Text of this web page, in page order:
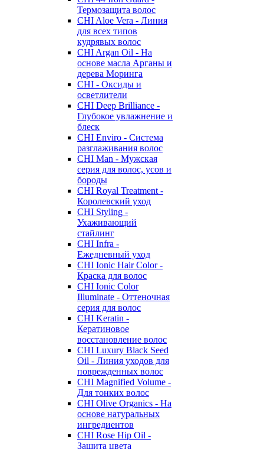
Термозащита волос
CHI Aloe Vera - Линия
для всех типов
кудрявых волос
CHI Argan Oil - На
основе масла Арганы и
дерева Моринга
CHI - Оксиды и
осветлители
CHI Deep Brilliance -
Глубокое увлажнение и
блеск
CHI Enviro - Система
разглаживания волос
CHI Man - Мужская
серия для волос, усов и
бороды
CHI Royal Treatment -
Королевский уход
CHI Styling -
Ухаживающий
стайлинг
CHI Infra -
Ежедневный уход
CHI Ionic Hair Color -
Краска для волос
CHI Ionic Color
Illuminate - Оттеночная
серия для волос
CHI Keratin -
Кератиновое
восстановление волос
CHI Luxury Black Seed
Oil - Линия уходов для
поврежденных волос
CHI Magnified Volume -
Для тонких волос
CHI Olive Organics - На
основе натуральных
ингредиентов
CHI Rose Hip Oil -
Защита цвета